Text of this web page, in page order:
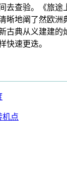
去查验。《旅
晰地阐了然欧
古典从义建建
快速更迭。
机点